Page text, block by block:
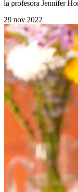
la profesora Jennifer
29 nov 2022